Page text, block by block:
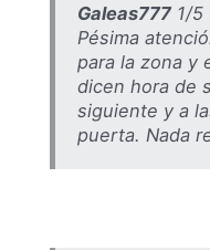
Galeas7771/5
Pésima
para la zona y
dicen hora de
siguiente y a
puerta. Nada